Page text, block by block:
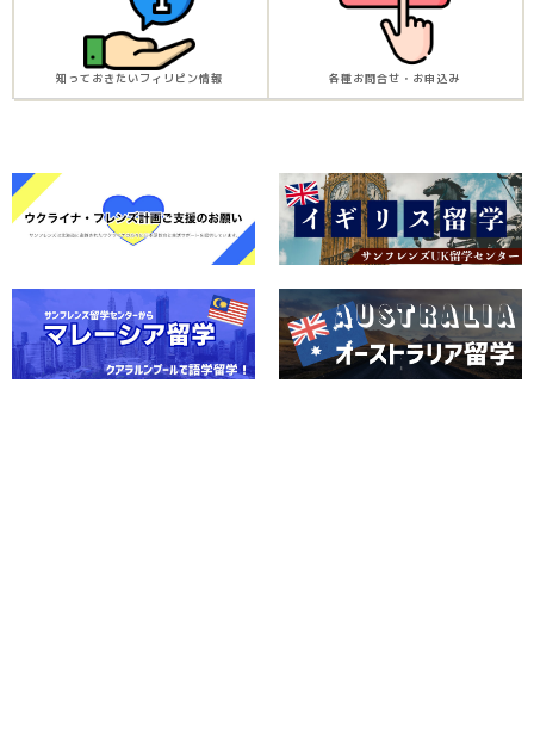
知っておきたいフィリピン情報 各種お問合せ・お申込み